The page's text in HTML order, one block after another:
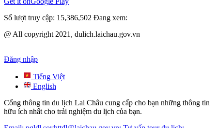
Số lượt truy cập: 15,386,502 Đang xem:
@ All copyright 2021, dulich.laichau.gov.vn
Đăng nhập
Tiếng Việt
English
Cổng thông tin du lịch Lai Châu cung cấp cho bạn những thông tin
hữu ích nhất cho trải nghiệm du lịch của bạn.